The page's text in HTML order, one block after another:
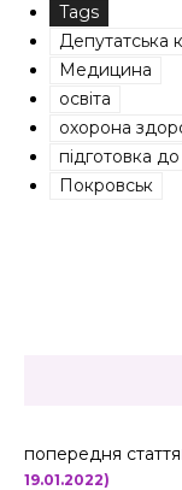
Tags
Депутатська
Медицина
освіта
охорона
підготовка до
Покровськ
попередня стаття
19.01.2022)